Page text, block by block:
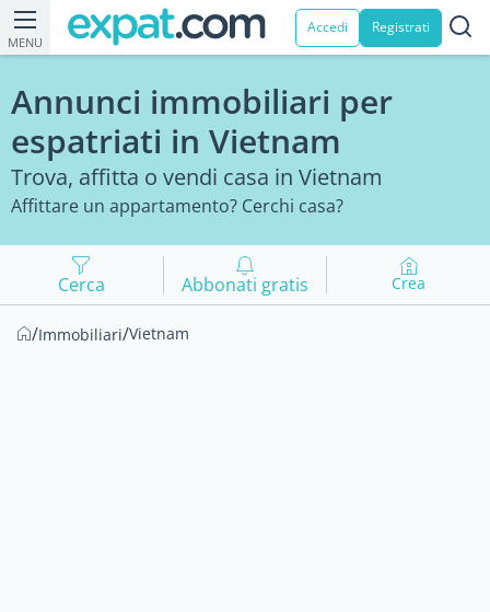
MENU
Accedi Registrati
Annunci immobiliari per
espatriati in Vietnam
Trova, affitta o vendi casa in Vietnam
Affittare un appartamento? Cerchi casa?
Cerca Abbonati gratis Crea
/Immobiliari/Vietnam